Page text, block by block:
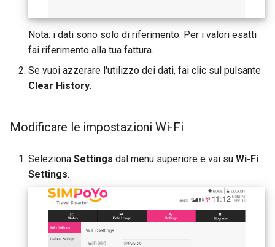
Nota: i dati sono solo di riferimento. Per i valori esatti
fai riferimento alla tua fattura.
Se vuoi azzerare l'utilizzo dei dati, fai clic sul pulsante
Clear History.
Modificare le impostazioni Wi-Fi
Seleziona Settings dal menu superiore e vai su Wi-Fi
Settings.